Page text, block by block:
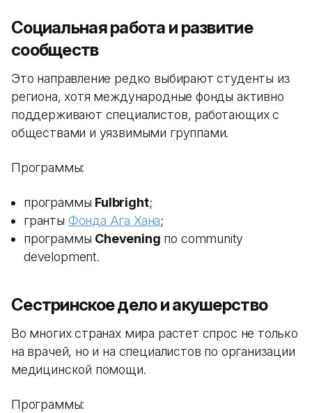
Социальная работа и развитие
сообществ
Это направление редко выбирают студенты из
региона, хотя международные фонды активно
поддерживают специалистов, работающих с
обществами и уязвимыми группами.
Программы:
программы Fulbright;
гранты Фонда Ага Хана;
программы Chevening по community
development.
Сестринское дело и акушерство
Во многих странах мира растет спрос не только
на врачей, но и на специалистов по организации
медицинской помощи.
Программы: